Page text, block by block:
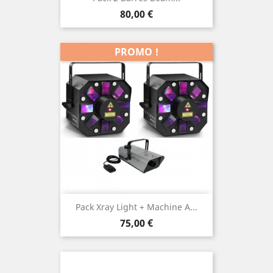
Prix
80,00 €
Pack Xray Light + Machine A...
Prix
75,00 €
PROMO !